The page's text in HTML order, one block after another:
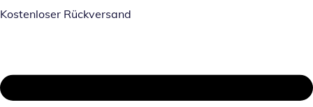
Kostenloser Rückversand